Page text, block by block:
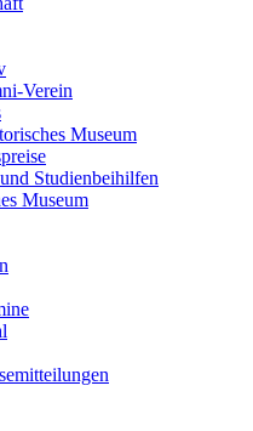
Verein
Museum
Studienbeihilfen
Museum